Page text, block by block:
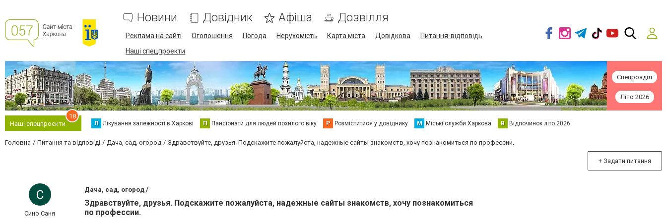
Новини Довідник Афіша Дозвілля
Реклама на сайті Оголошення Погода Нерухомість Карта міста Довідкова
Питання-відповідь
Наші спецпроекти
Спецрозділ
Літо 2026
Наші спецпроєкти
18
Л Лікування залежності в Харкові П Пансіонати для людей похилого віку Р Розміститися у довіднику М Міські служби Харкова В Відпочинок літо 2026
Головна Питання та відповіді Дача, сад, огород Здравствуйте, друзья. Подскажите пожалуйста, надежные сайты знакомств, хочу познакомиться по профессии.
+ Задати питання
Сино Саня
Дача, сад, огород /
Здравствуйте, друзья. Подскажите пожалуйста, надежные сайты знакомств, хочу познакомиться
по профессии.